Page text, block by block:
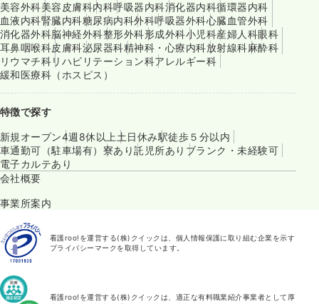
美容外科美容皮膚科内科呼吸器内科消化器内科循環器内科
血液内科腎臓内科糖尿病内科外科呼吸器外科心臓血管外科
消化器外科脳神経外科整形外科形成外科小児科産婦人科眼科
耳鼻咽喉科皮膚科泌尿器科精神科・心療内科放射線科麻酔科
リウマチ科リハビリテーション科アレルギー科
緩和医療科（ホスピス）
特徴で探す
新規オープン4週8休以上 土日休み駅徒歩５分以内
車通勤可（駐車場有） 寮あり託児所あり ブランク・未経験可
電子カルテあり
会社概要
事業所案内
看護roo!を運営する(株)クイックは、個人情報保護に取り組む企業を示す
プライバシーマークを取得しています。
看護roo!を運営する(株)クイックは、適正な有料職業紹介事業者として厚